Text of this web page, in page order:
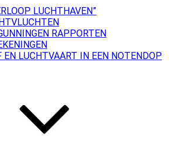
LUCHTHAVEN”
RAPPORTEN
LUCHTVAART IN EEN NOTENDOP